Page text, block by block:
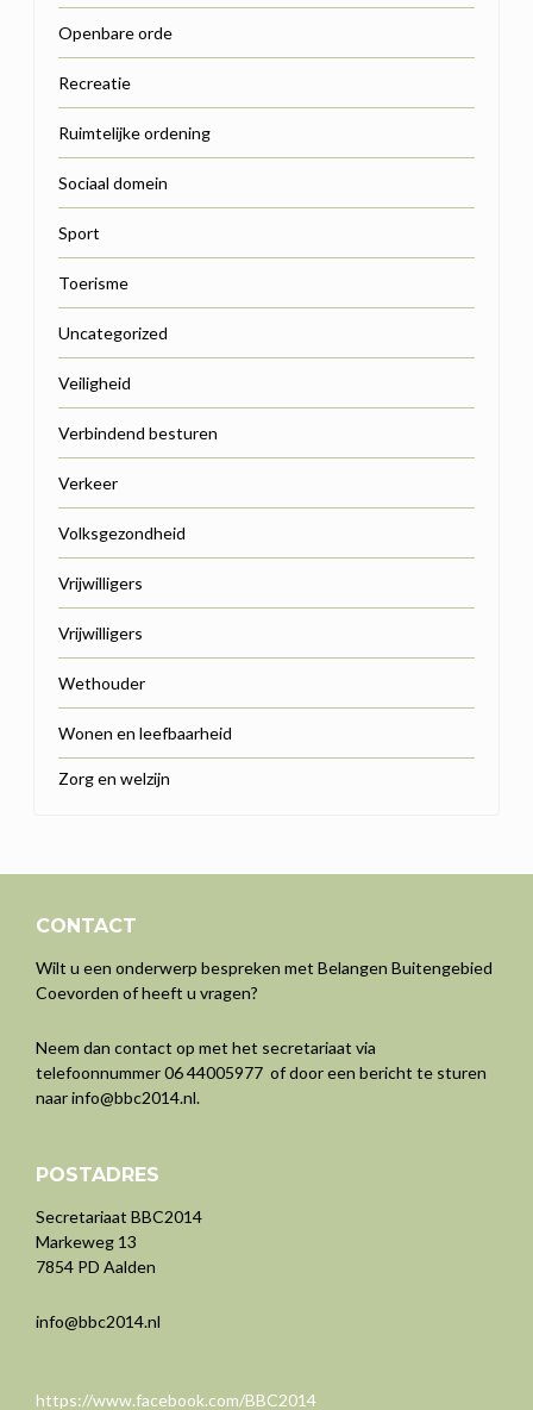
Openbare orde
Recreatie
Ruimtelijke ordening
Sociaal domein
Sport
Toerisme
Uncategorized
Veiligheid
Verbindend besturen
Verkeer
Volksgezondheid
Vrijwilligers
Vrijwilligers
Wethouder
Wonen en leefbaarheid
Zorg en welzijn
CONTACT
Wilt u een onderwerp bespreken met Belangen Buitengebied
Coevorden of heeft u vragen?
Neem dan contact op met het secretariaat via
telefoonnummer 06 44005977 of door een bericht te sturen
naarinfo@bbc2014.nl.
POSTADRES
Secretariaat BBC2014
Markeweg 13
7854 PD Aalden
info@bbc2014.nl
https://www.facebook.com/BBC2014